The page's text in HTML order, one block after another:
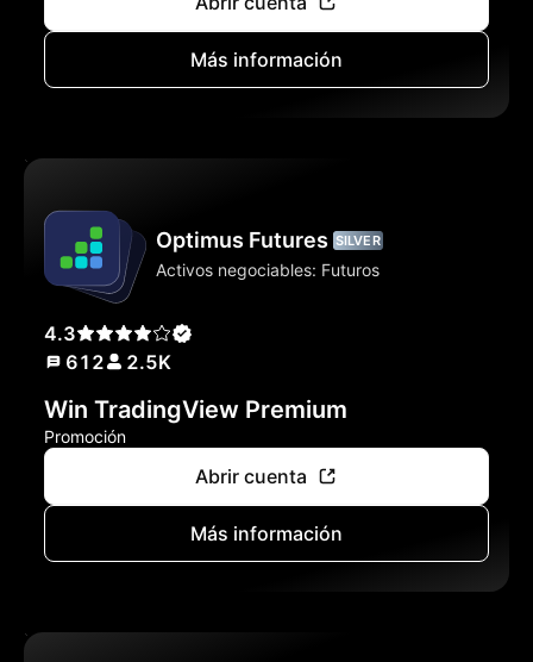
Más información
Optimus Futures SILVER
Activos negociables: Futuros
4.3
612
2.5K
Win TradingView Premium
Promoción
Abrir cuenta
Más información